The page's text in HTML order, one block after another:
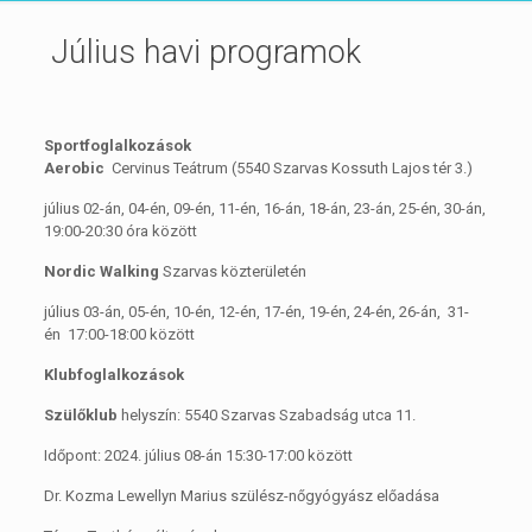
Július havi programok
Sportfoglalkozások
Aerobic Cervinus Teátrum (5540 Szarvas Kossuth Lajos tér 3.)
július 02-án, 04-én, 09-én, 11-én, 16-án, 18-án, 23-án, 25-én, 30-án,
19:00-20:30 óra között
Nordic Walking Szarvas közterületén
július 03-án, 05-én, 10-én, 12-én, 17-én, 19-én, 24-én, 26-án, 31-
én 17:00-18:00 között
Klubfoglalkozások
Szülőklub helyszín: 5540 Szarvas Szabadság utca 11.
Időpont: 2024. július 08-án 15:30-17:00 között
Dr. Kozma Lewellyn Marius szülész-nőgyógyász előadása